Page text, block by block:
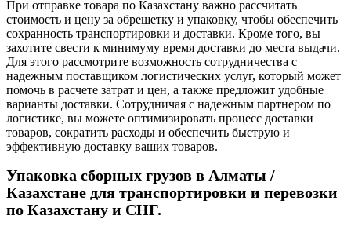
При отправке товара по Казахстану важно рассчитать
стоимость и цену за обрешетку и упаковку, чтобы обеспечить
сохранность транспортировки и доставки. Кроме того, вы
захотите свести к минимуму время доставки до места выдачи.
Для этого рассмотрите возможность сотрудничества с
надежным поставщиком логистических услуг, который может
помочь в расчете затрат и цен, а также предложит удобные
варианты доставки. Сотрудничая с надежным партнером по
логистике, вы можете оптимизировать процесс доставки
товаров, сократить расходы и обеспечить быструю и
эффективную доставку ваших товаров.
Упаковка сборных грузов в Алматы /
Казахстане для транспортировки и перевозки
по Казахстану и СНГ.